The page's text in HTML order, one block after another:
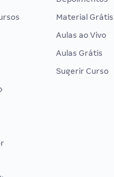
Material Grátis
Aulas ao Vivo
Aulas Grátis
Sugerir Curso